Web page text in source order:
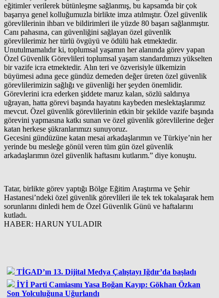
eğitimler verilerek bütünleşme sağlanmış, bu kapsamda bir çok
başarıya genel kolluğumuzla birlikte imza atılmıştır. Özel güvenlik
görevlilerinin ihbarı ve bildirimleri ile yüzde 80 başarı sağlanmıştır.
Canı pahasına, can güvenliğini sağlayan özel güvenlik
görevlilerimiz her türlü övgüyü ve ödülü hak etmektedir.
Unutulmamalıdır ki, toplumsal yaşamın her alanında görev yapan
Özel Güvenlik Görevlileri toplumsal yaşam standardımızı yükselten
bir vazife icra etmektedir. Alın teri ve özverisiyle ülkemizin
büyümesi adına gece gündüz demeden değer üreten özel güvenlik
görevlilerimizin sağlığı ve güvenliği her şeyden önemlidir.
Görevlerini icra ederken şiddete maruz kalan, sözlü saldırıya
uğrayan, hatta görevi başında hayatını kaybeden meslektaşlarımız
mevcut. Özel güvenlik görevlilerinin etkin bir şekilde vazife başında
görevini yapmasına katkı sunan ve özel güvenlik görevlilerine değer
katan herkese şükranlarımızı sunuyoruz.
Gecesini gündüzüne katan mesai arkadaşlarımın ve Türkiye’nin her
yerinde bu mesleğe gönül veren tüm gün özel güvenlik
arkadaşlarımın özel güvenlik haftasını kutlarım.” diye konuştu.
Tatar, birlikte görev yaptığı Bölge Eğitim Araştırma ve Şehir
Hastanesi’ndeki özel güvenlik görevlileri ile tek tek tokalaşarak hem
sorunlarını dinledi hem de Özel Güvenlik Günü ve haftalarını
kutladı.
HABER: HARUN YULADIR
TİGAD’ın 13. Dijital Medya Çalıştayı Iğdır’da başladı
İYİ Parti Camiasını Yasa Boğan Kayıp: Gökhan Özkan
Son Yolculuğuna Uğurlandı